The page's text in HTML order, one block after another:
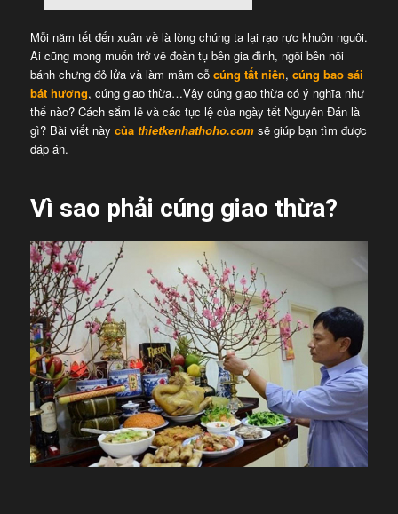
Mỗi năm tết đến xuân về là lòng chúng ta lại rạo rực khuôn nguôi.
Ai cũng mong muốn trở về đoàn tụ bên gia đình, ngồi bên nồi
bánh chưng đỏ lửa và làm mâm cỗ cúng tất niên, cúng bao sái
bát hương, cúng giao thừa…Vậy cúng giao thừa có ý nghĩa như
thế nào? Cách sắm lễ và các tục lệ của ngày tết Nguyên Đán là
gì? Bài viết này của thietkenhathoho.comsẽ giúp bạn tìm được
đáp án.
Vì sao phải cúng giao thừa?